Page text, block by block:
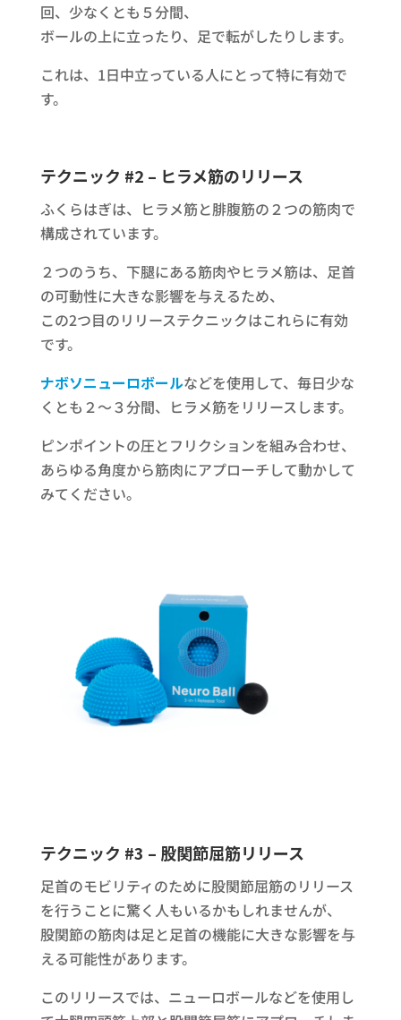
回、少なくとも５分間、
ボールの上に立ったり、足で転がしたりします。
これは、1日中立っている人にとって特に有効で
す。
テクニック #2 – ヒラメ筋のリリース
ふくらはぎは、ヒラメ筋と腓腹筋の２つの筋肉で
構成されています。
２つのうち、下腿にある筋肉やヒラメ筋は、足首
の可動性に大きな影響を与えるため、
この2つ目のリリーステクニックはこれらに有効
です。
ナボソニューロボールなどを使用して、毎日少な
くとも２～３分間、ヒラメ筋をリリースします。
ピンポイントの圧とフリクションを組み合わせ、
あらゆる角度から筋肉にアプローチして動かして
みてください。
テクニック #3 – 股関節屈筋リリース
足首のモビリティのために股関節屈筋のリリース
を行うことに驚く人もいるかもしれませんが、
股関節の筋肉は足と足首の機能に大きな影響を与
える可能性があります。
このリリースでは、ニューロボールなどを使用し